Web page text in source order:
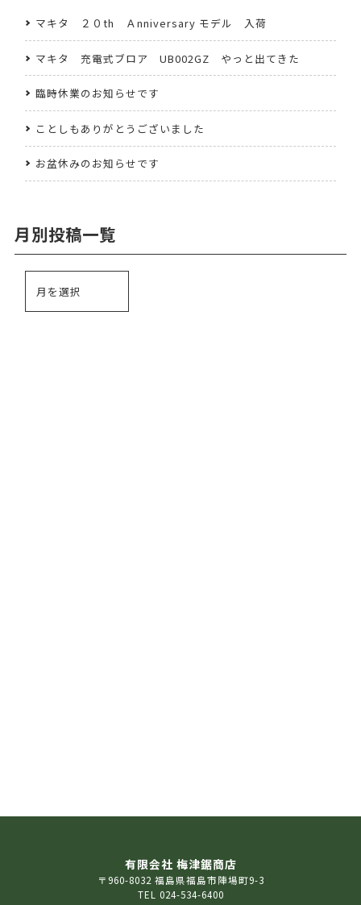
マキタ ２０th Ａnniversary モデル 入荷
マキタ 充電式ブロア UB002GZ やっと出てきた
臨時休業のお知らせです
ことしもありがとうございました
お盆休みのお知らせです
月別投稿一覧
有限会社 梅津鋸商店
〒960-8032 福島県福島市陣場町9-3
TEL 024-534-6400